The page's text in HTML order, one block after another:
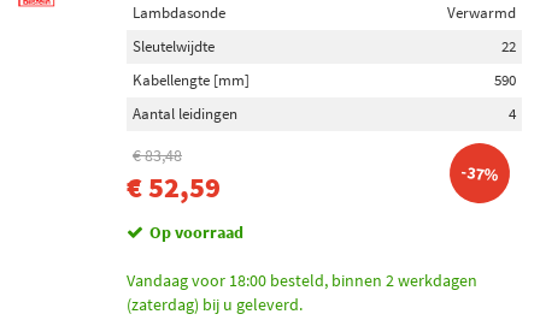
Lambdasonde
Verwarmd
Sleutelwijdte
22
Kabellengte [mm]
590
Aantal leidingen
4
€ 83,48
€ 52,59 -37%
Op voorraad
Vandaag voor 18:00 besteld, binnen 2 werkdagen
(zaterdag) bij u geleverd.